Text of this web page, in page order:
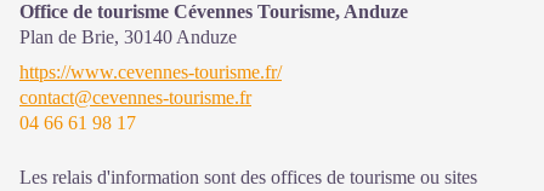
Office de tourisme Cévennes Tourisme, Anduze
Plan de Brie, 30140 Anduze
https://www.cevennes-tourisme.fr/
contact@cevennes-tourisme.fr
04 66 61 98 17
Les relais d'information sont des offices de tourisme ou sites